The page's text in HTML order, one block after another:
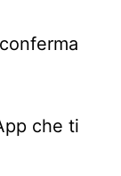
che ti